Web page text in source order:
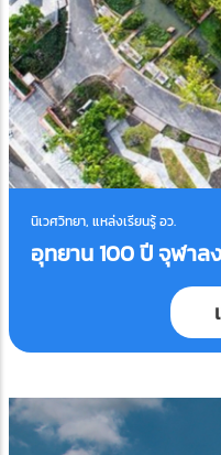
นิเวศวิทยา, แหล่งเรียนรู้ อว.
อุทยาน 100 ปี จุฬา